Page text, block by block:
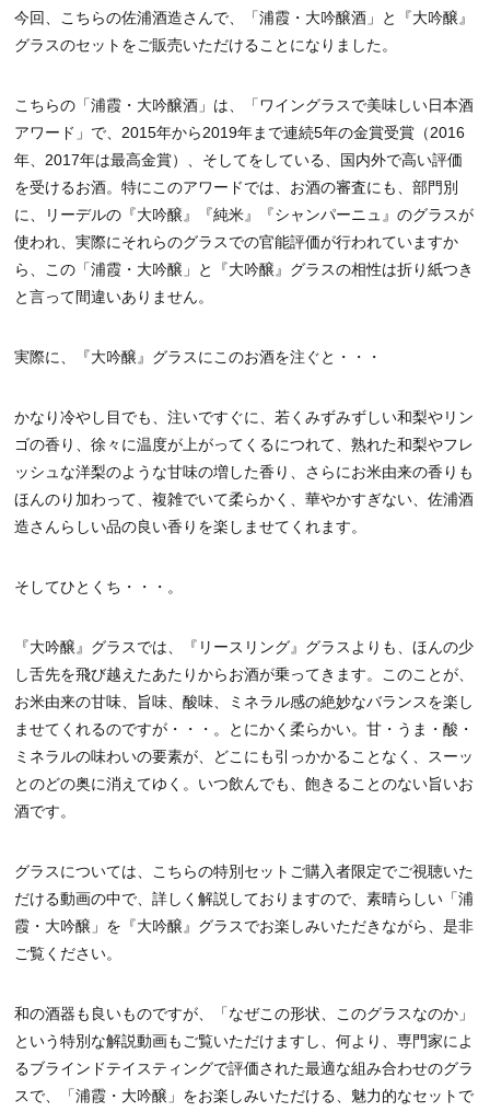
今回、こちらの佐浦酒造さんで、「浦霞・大吟醸酒」と『大吟醸』
グラスのセットをご販売いただけることになりました。
こちらの「浦霞・大吟醸酒」は、「ワイングラスで美味しい日本酒
アワード」で、2015年から2019年まで連続5年の金賞受賞（2016
年、2017年は最高金賞）、そしてをしている、国内外で高い評価
を受けるお酒。特にこのアワードでは、お酒の審査にも、部門別
に、リーデルの『大吟醸』『純米』『シャンパーニュ』のグラスが
使われ、実際にそれらのグラスでの官能評価が行われていますか
ら、この「浦霞・大吟醸」と『大吟醸』グラスの相性は折り紙つき
と言って間違いありません。
実際に、『大吟醸』グラスにこのお酒を注ぐと・・・
かなり冷やし目でも、注いですぐに、若くみずみずしい和梨やリン
ゴの香り、徐々に温度が上がってくるにつれて、熟れた和梨やフレ
ッシュな洋梨のような甘味の増した香り、さらにお米由来の香りも
ほんのり加わって、複雑でいて柔らかく、華やかすぎない、佐浦酒
造さんらしい品の良い香りを楽しませてくれます。
そしてひとくち・・・。
『大吟醸』グラスでは、『リースリング』グラスよりも、ほんの少
し舌先を飛び越えたあたりからお酒が乗ってきます。このことが、
お米由来の甘味、旨味、酸味、ミネラル感の絶妙なバランスを楽し
ませてくれるのですが・・・。とにかく柔らかい。甘・うま・酸・
ミネラルの味わいの要素が、どこにも引っかかることなく、スーッ
とのどの奥に消えてゆく。いつ飲んでも、飽きることのない旨いお
酒です。
グラスについては、こちらの特別セットご購入者限定でご視聴いた
だける動画の中で、詳しく解説しておりますので、素晴らしい「浦
霞・大吟醸」を『大吟醸』グラスでお楽しみいただきながら、是非
ご覧ください。
和の酒器も良いものですが、「なぜこの形状、このグラスなのか」
という特別な解説動画もご覧いただけますし、何より、専門家によ
るブラインドテイスティングで評価された最適な組み合わせのグラ
スで、「浦霞・大吟醸」をお楽しみいただける、魅力的なセットで